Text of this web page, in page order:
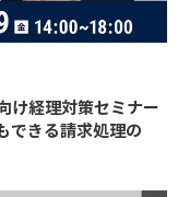
け経理対策セミナー
できる請求処理の